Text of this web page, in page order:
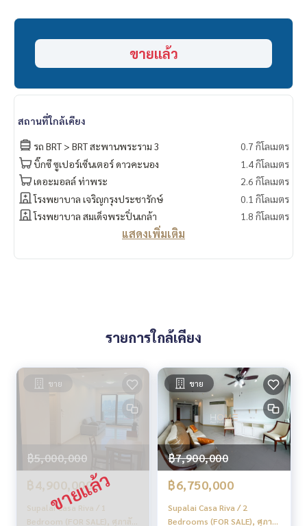
LINE: @homethailand
https://lin.ee/2g9eaj7
✔️ ข้อมูลเชิงลึกโดยผู้เชี่ยวชาญในพื้นที่
✔️ รับฝากขาย รับซื้อ ขายฝาก จำนอง
📲 Follow us:
www.homerealestateservices.co.th
“HOME - Real Estate Services”
Facebook | IG | TikTok | YouTube
#HOMEREALESTATESERVICES
#นายหน้าที่จริงใจ #รับฝากขายอสังหา
ขายแล้ว
สถานที่ใกล้เคียง
รถ BRT > BRT สะพานพระราม 3
0.7 กิโลเมตร
บิ๊กซี ซูเปอร์เซ็นเตอร์ ดาวคะนอง
1.4 กิโลเมตร
เดอะมอลล์ ท่าพระ
2.6 กิโลเมตร
โรงพยาบาล เจริญกรุงประชารักษ์
0.1 กิโลเมตร
โรงพยาบาล สมเด็จพระปิ่นเกล้า
1.8 กิโลเมตร
แสดงเพิ่มเติม
รายการใกล้เคียง
ขาย
฿5,000,000
฿4,900,000
Supalai Casa Riva / 1
Bedroom (FOR SALE), ศุภาลัย
ขาย
฿7,900,000
฿6,750,000
Supalai Casa Riva / 2
Bedrooms (FOR SALE), ศุภา